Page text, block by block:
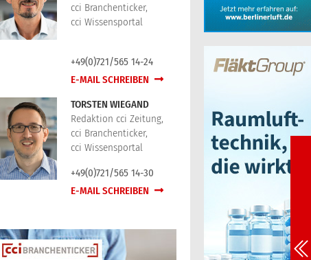
cci Branchenticker,
cci Wissensportal
+49(0)721/565 14-24
E-MAIL SCHREIBEN
TORSTEN WIEGAND
Redaktion cci Zeitung,
cci Branchenticker,
cci Wissensportal
+49(0)721/565 14-30
E-MAIL SCHREIBEN